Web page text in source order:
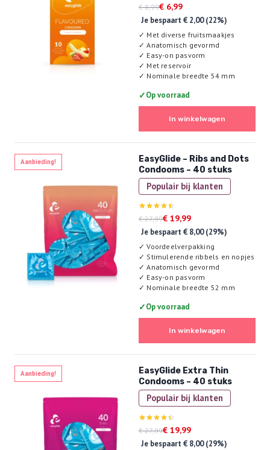
Gewaardeerd
4.22
uit 5
€8,99
Oorspronkelijke
prijs
€ 8,99.
€ 6,99
Huidige
prijs
€ 6,99.
Je bespaart € 2,00(22%)
✓ Met diverse fruitsmaakjes
✓ Anatomisch gevormd
✓ Easy-on pasvorm
✓ Met reservoir
✓ Nominale breedte 54 mm
✓Op voorraad
In winkelwagen
Aanbieding!
EasyGlide – Ribs and Dots
Condooms – 40 stuks
Populair bij klanten
Gewaardeerd
4.50
uit 5
€27,99
Oorspronkelijke
prijs
€ 27,99.
€ 19,99
Huidige
prijs
€ 19,99.
Je bespaart € 8,00(29%)
✓ Voordeelverpakking
✓ Stimulerende ribbels en nopjes
✓ Anatomisch gevormd
✓ Easy-on pasvorm
✓ Nominale breedte 52 mm
✓Op voorraad
In winkelwagen
Aanbieding!
EasyGlide Extra Thin
Condooms – 40 stuks
Populair bij klanten
Gewaardeerd
4.44
uit 5
€27,99
Oorspronkelijke
prijs
€ 19,99
Huidige
prijs
Je bespaart € 8,00(29%)